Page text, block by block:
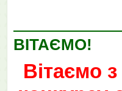
ВІТАЄМО!
Вітаємо